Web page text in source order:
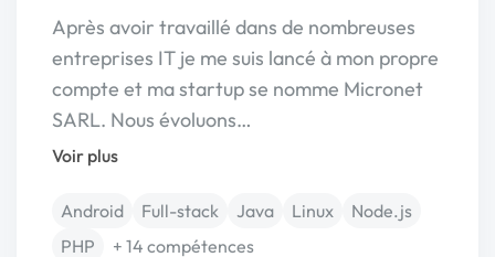
Après avoir travaillé dans de nombreuses
entreprises IT je me suis lancé à mon propre
compte et ma startup se nomme Micronet
SARL. Nous évoluons…
Voir plus
Android Full-stack Java Linux
Node.js
PHP
+ 14 compétences